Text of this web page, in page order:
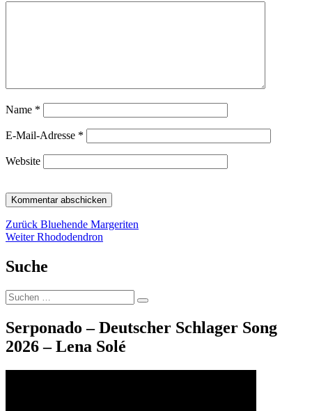
Name *
E-Mail-Adresse *
Website
Beitragsnavigation
Zurück Vorheriger
Beitrag:
Bluehende Margeriten
Weiter Nächster
Rhododendron
Suche
Suche
nach:
Suchen
Serponado – Deutscher Schlager Song
2026 – Lena Solé